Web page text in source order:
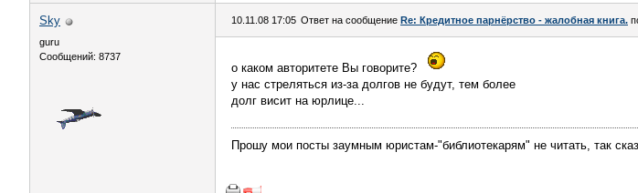
Sky
guru
Сообщений: 8737
10.11.08 17:05 Ответ на сообщение Re: Кредитное парнёрство - жалобная книга.
о каком авторитете Вы говорите?
у нас стреляться из-за долгов не будут, тем более
долг висит на юрлице...
Прошу мои посты заумным юристам-"библиотекарям" не читать, так